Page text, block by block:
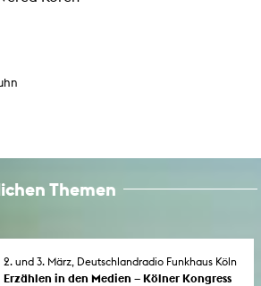
Themen
2. und 3. März, Deutschlandradio Funkhaus Köln
Erzählen in den Medien – Kölner Kongress